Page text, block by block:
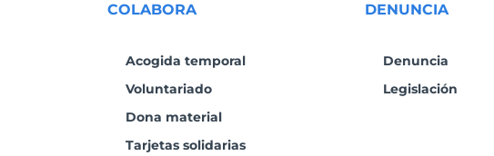
COLABORA
Acogida temporal
Voluntariado
Dona material
Tarjetas solidarias
DENUNCIA
Denuncia
Legislación